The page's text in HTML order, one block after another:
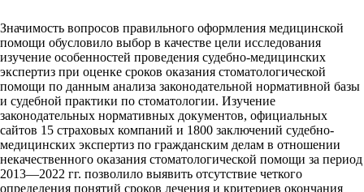
Значимость вопросов правильного оформления медицинской
помощи обусловило выбор в качестве цели исследования
изучение особенностей проведения судебно-медицинских
экспертиз при оценке сроков оказания стоматологической
помощи по данным анализа законодательной нормативной базы
и судебной практики по стоматологии. Изучение
законодательных нормативных документов, официальных
сайтов 15 страховых компаний и 1800 заключений судебно-
медицинских экспертиз по гражданским делам в отношении
некачественного оказания стоматологической помощи за период
2013—2022 гг. позволило выявить отсутствие четкого
определения понятий сроков лечения и критериев окончания